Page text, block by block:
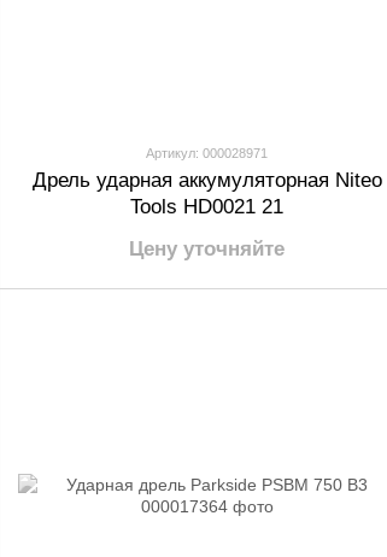
Артикул: 000028971
Дрель ударная аккумуляторная Niteo
Tools HD0021 21
Цену уточняйте